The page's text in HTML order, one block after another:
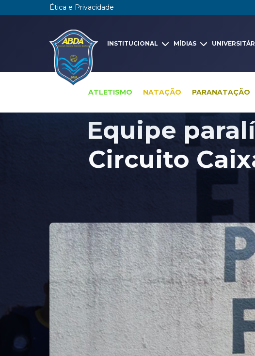
Ética e Privacidade
INSTITUCIONAL MÍDIAS
ATLETISMO NATAÇÃO PARANATAÇÃO
Equipe
Circuito